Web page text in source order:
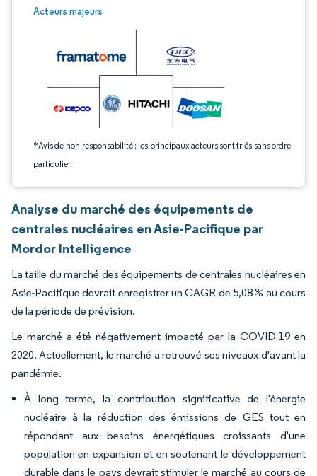
Acteurs majeurs
*Avis de non-responsabilité : les principaux acteurs sont triés sans ordre
particulier
Image © Mordor Intelligence. La réutilisation nécessite une attribution sous CC
Analyse du marché des équipements de
centrales nucléaires en Asie-Pacifique par
Mordor Intelligence
La taille du marché des équipements de centrales nucléaires en
Asie-Pacifique devrait enregistrer un CAGR de 5,08 % au cours
de la période de prévision.
Le marché a été négativement impacté par la COVID-19 en
2020. Actuellement, le marché a retrouvé ses niveaux d'avant la
pandémie.
À long terme, la contribution significative de l'énergie
nucléaire à la réduction des émissions de GES tout en
répondant aux besoins énergétiques croissants d'une
population en expansion et en soutenant le développement
durable dans le pays devrait stimuler le marché au cours de